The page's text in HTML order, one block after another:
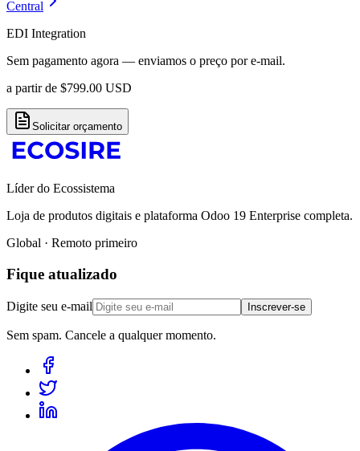
Central
EDI Integration
Sem pagamento agora — enviamos o preço por e-mail.
a partir de $799.00 USD
Solicitar orçamento
Líder do Ecossistema
Loja de produtos digitais e plataforma Odoo 19 Enterprise completa.
Global · Remoto primeiro
Fique atualizado
Digite seu e-mail Inscrever-se
Sem spam. Cancele a qualquer momento.